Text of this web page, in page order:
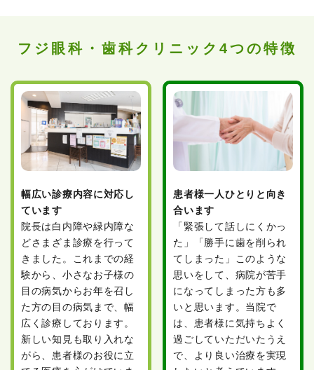
フジ眼科・歯科クリニック4つの特徴
幅広い診療内容に対応し
ています
院長は白内障や緑内障な
どさまざま診療を行って
きました。これまでの経
験から、小さなお子様の
目の病気からお年を召し
た方の目の病気まで、幅
広く診療しております。
新しい知見も取り入れな
がら、患者様のお役に立
患者様一人ひとりと向き
合います
「緊張して話しにくかっ
た」「勝手に歯を削られ
てしまった」このような
思いをして、病院が苦手
になってしまった方も多
いと思います。当院で
は、患者様に気持ちよく
過ごしていただいたうえ
で、より良い治療を実現